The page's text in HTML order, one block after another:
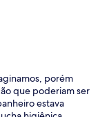
porém
que poderiam ser
estava